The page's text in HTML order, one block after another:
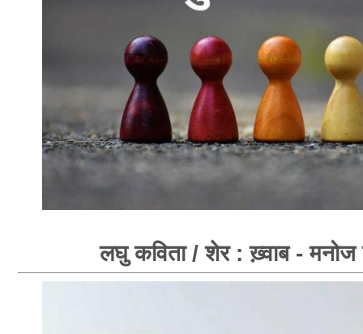
लघु कविता / शेर : ख़्वाब - मनोज